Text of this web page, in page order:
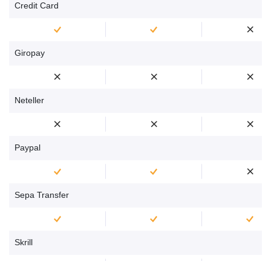
Credit Card
Giropay
Neteller
Paypal
Sepa Transfer
Skrill